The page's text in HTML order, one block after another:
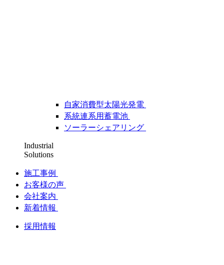
自家消費型太陽光発電
系統連系用蓄電池
ソーラーシェアリング
Industrial
Solutions
施工事例
お客様の声
会社案内
新着情報
採用情報